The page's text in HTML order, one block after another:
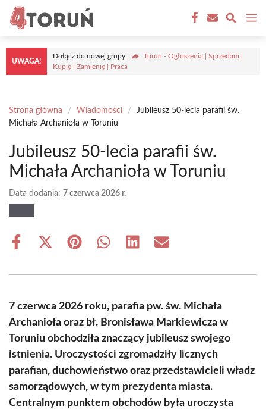
Przejdź
treści
UWAGA!
Dołącz do nowej grupy
Toruń - Ogłoszenia | Sprzedam |
Kupię | Zamienię | Praca
Strona główna / Wiadomości /
Jubileusz 50-lecia parafii św.
Michała Archanioła w Toruniu
Jubileusz 50-lecia parafii św.
Michała Archanioła w Toruniu
Data dodania: 7 czerwca 2026 r.
Share
Share
(Twitter)
Share Share Share Share
7 czerwca 2026 roku, parafia pw. św. Michała
Archanioła oraz bł. Bronisława Markiewicza w
Toruniu obchodziła znaczący jubileusz swojego
istnienia. Uroczystości zgromadziły licznych
parafian, duchowieństwo oraz przedstawicieli władz
samorządowych, w tym prezydenta miasta.
Centralnym punktem obchodów była uroczysta